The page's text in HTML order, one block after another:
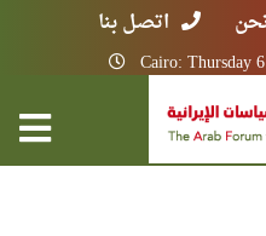
اتصل بنا
Cairo: Thursday